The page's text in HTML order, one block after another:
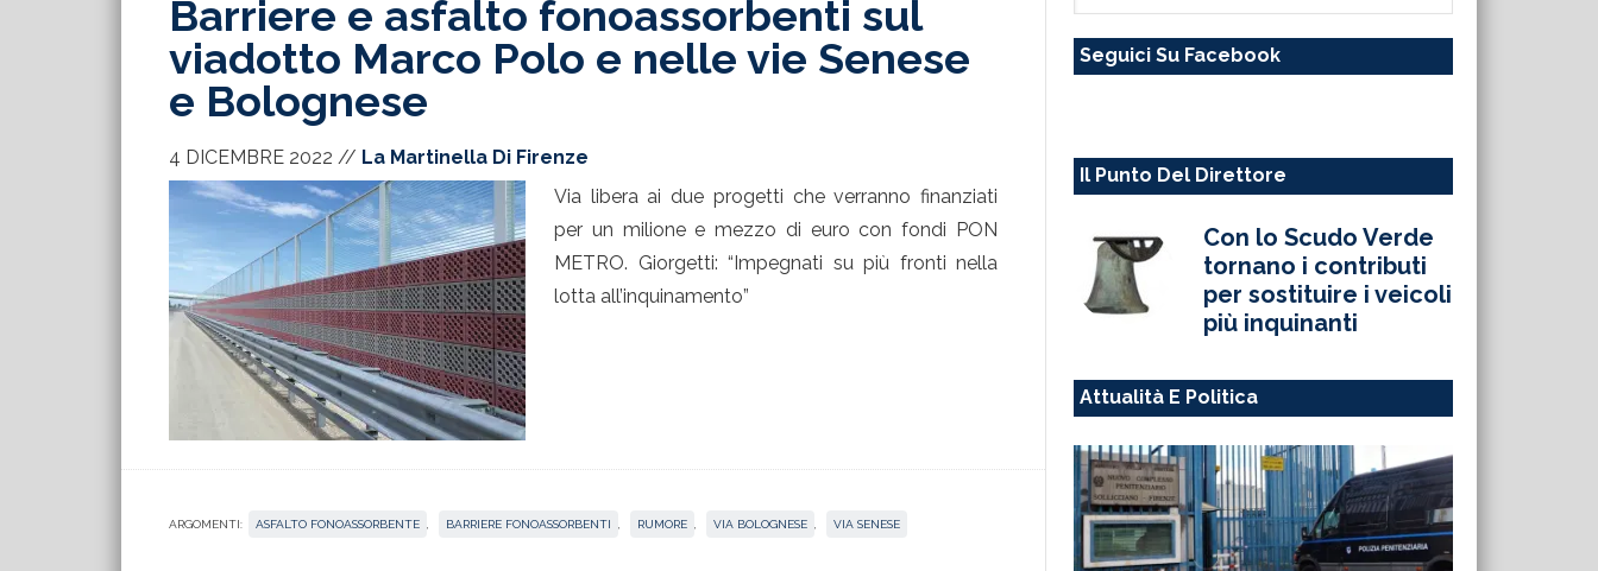
Barriere e asfalto fonoassorbenti sul
viadotto Marco Polo e nelle vie Senese
e Bolognese
4 DICEMBRE 2022 // La Martinella Di Firenze
Via libera ai due progetti che verranno finanziati
per un milione e mezzo di euro con fondi PON
METRO. Giorgetti: “Impegnati su più fronti nella
lotta all’inquinamento”
ARGOMENTI: ASFALTO FONOASSORBENTE BARRIERE FONOASSORBENTI RUMORE VIA BOLOGNESE VIA SENESE
sito
Seguici Su Facebook
Il Punto Del Direttore
Con lo Scudo Verde
tornano i contributi
per sostituire i veicoli
più inquinanti
Attualità E Politica